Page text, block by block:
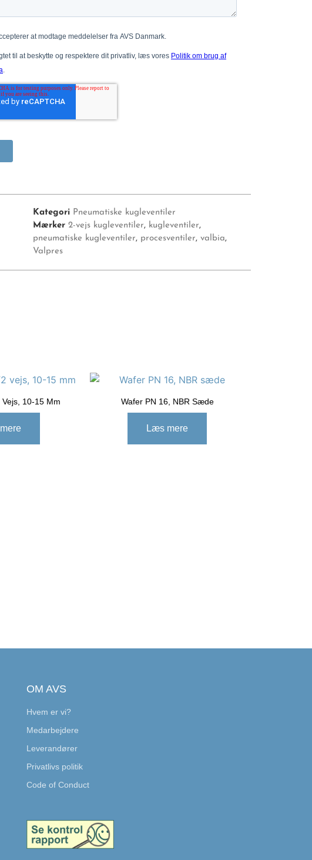
Kategori Pneumatiske kugleventiler
Mærker 2-vejs kugleventiler, kugleventiler,
pneumatiske kugleventiler, procesventiler,valbia,
Valpres
10-15 Mm Wafer PN 16, NBR Sæde
Læs mere
OM AVS
Hvem er vi?
Medarbejdere
Leverandører
Privatlivs politik
Code of Conduct